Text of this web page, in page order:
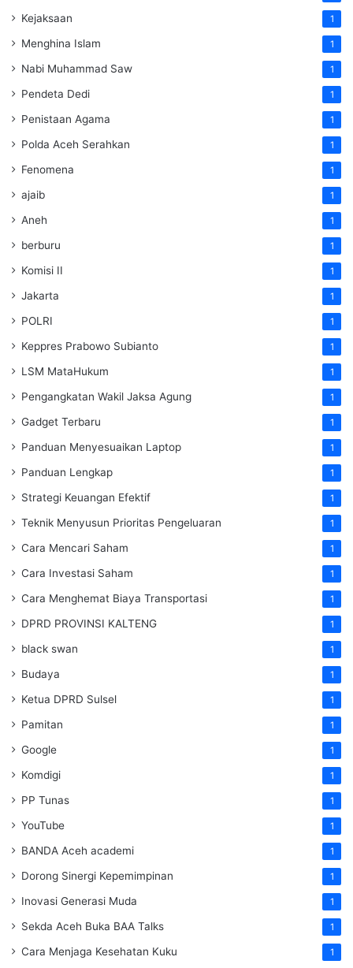
Kejaksaan 1
Menghina Islam 1
Nabi Muhammad Saw 1
Pendeta Dedi 1
Penistaan Agama 1
Polda Aceh Serahkan 1
Fenomena 1
ajaib 1
Aneh 1
berburu 1
Komisi II 1
Jakarta 1
POLRI 1
Keppres Prabowo Subianto 1
LSM MataHukum 1
Pengangkatan Wakil Jaksa Agung 1
Gadget Terbaru 1
Panduan Menyesuaikan Laptop 1
Panduan Lengkap 1
Strategi Keuangan Efektif 1
Teknik Menyusun Prioritas Pengeluaran 1
Cara Mencari Saham 1
Cara Investasi Saham 1
Cara Menghemat Biaya Transportasi 1
DPRD PROVINSI KALTENG 1
black swan 1
Budaya 1
Ketua DPRD Sulsel 1
Pamitan 1
Google 1
Komdigi 1
PP Tunas 1
YouTube 1
BANDA Aceh academi 1
Dorong Sinergi Kepemimpinan 1
Inovasi Generasi Muda 1
Sekda Aceh Buka BAA Talks 1
Cara Menjaga Kesehatan Kuku 1